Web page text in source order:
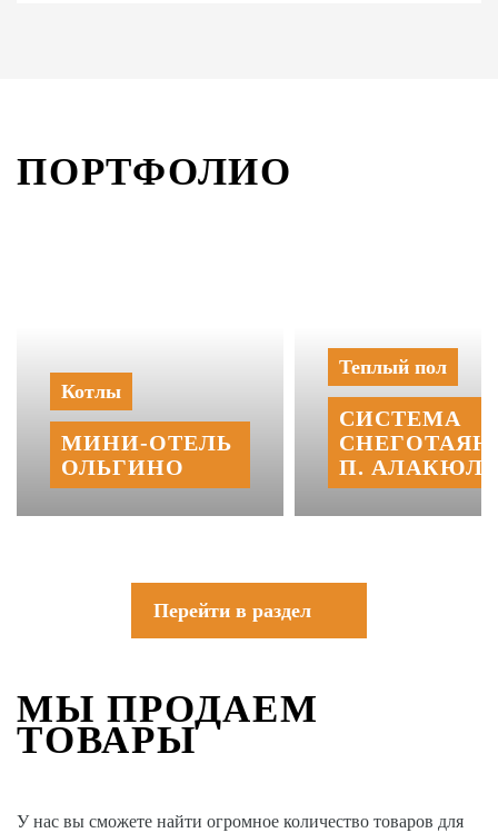
ПОРТФОЛИО
Котлы
МИНИ‑‏ОТЕЛЬ
ОЛЬГИНО
Теплый пол
СИСТЕМА
П.
Перейти в раздел
МЫ ПРОДАЕМ
ТОВАРЫ
У нас вы сможете найти огромное количество товаров для